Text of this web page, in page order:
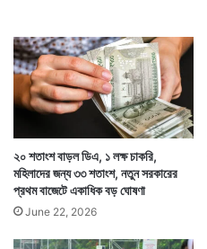
২০ শতাংশ বাড়ল ডিএ, ১ লক্ষ চাকরি,
মহিলাদের জন্য ৩৩ শতাংশ, নতুন সরকারের
প্রথম বাজেটে একাধিক বড় ঘোষণা
June 22, 2026